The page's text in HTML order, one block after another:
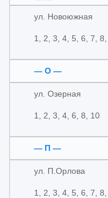
ул. Новоюжная
1, 2, 3, 4, 5, 6, 7,
— О —
ул. Озерная
1, 2, 3, 4, 6, 8, 10
— П —
ул. П.Орлова
1, 2, 3, 4, 5, 6, 7,